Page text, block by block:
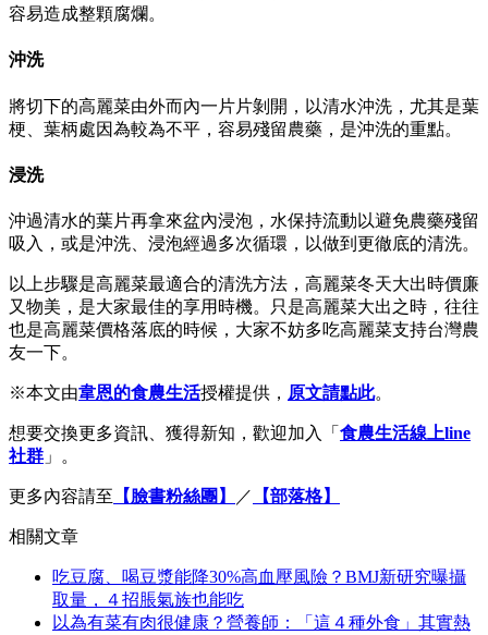
容易造成整顆腐爛。
沖洗
將切下的高麗菜由外而內一片片剝開，以清水沖洗，尤其是葉
梗、葉柄處因為較為不平，容易殘留農藥，是沖洗的重點。
浸洗
沖過清水的葉片再拿來盆內浸泡，水保持流動以避免農藥殘留
吸入，或是沖洗、浸泡經過多次循環，以做到更徹底的清洗。
以上步驟是高麗菜最適合的清洗方法，高麗菜冬天大出時價廉
又物美，是大家最佳的享用時機。只是高麗菜大出之時，往往
也是高麗菜價格落底的時候，大家不妨多吃高麗菜支持台灣農
友一下。
※本文由韋恩的食農生活授權提供， 原文請點此。
想要交換更多資訊、獲得新知，歡迎加入「 食農生活線上line
社群 」。
更多內容請至 【臉書粉絲團】 ／ 【部落格】
相關文章
吃豆腐、喝豆漿能降30%高血壓風險？BMJ新研究曝攝
取量，４招脹氣族也能吃
以為有菜有肉很健康？營養師：「這４種外食」其實熱